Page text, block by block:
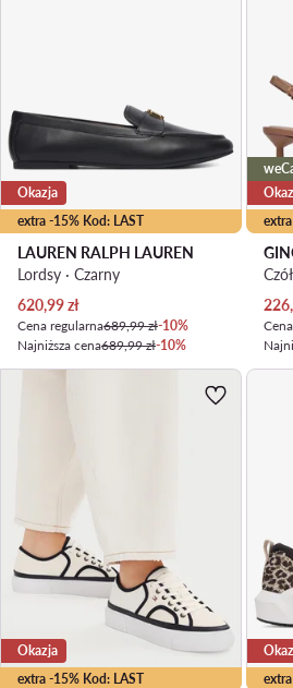
extra -15% Kod: LAST
Okazja
LAUREN RALPH LAUREN
Lordsy · Czarny
Aktualna cena
620,99zł
Cena regularna689,99 zł-10%
Najniższa cena689,99 zł-10%
extra -15% Kod: LAST
Okazja